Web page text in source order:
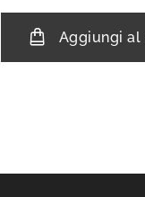
Aggiungi al